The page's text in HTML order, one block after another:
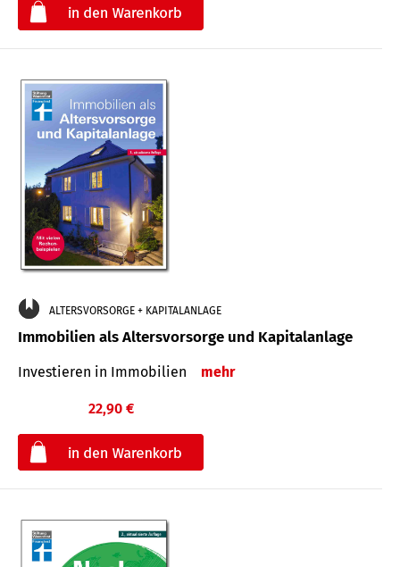
ALTERSVORSORGE + KAPITALANLAGE
Immobilien als Altersvorsorge und Kapitalanlage
Investieren in Immobilien mehr
22,90 €